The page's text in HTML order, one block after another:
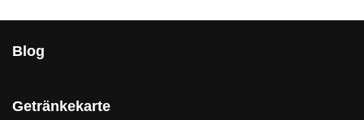
Blog
Getränkekarte